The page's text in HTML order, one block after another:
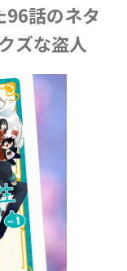
96話のネタ
ズな盗人